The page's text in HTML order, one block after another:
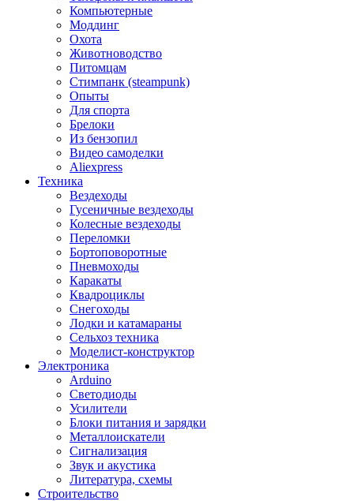
Компьютерные
Моддинг
Охота
Животноводство
Питомцам
Стимпанк (steampunk)
Опыты
Для спорта
Брелоки
Из бензопил
Видео самоделки
Aliexpress
Техника
Вездеходы
Гусеничные вездеходы
Колесные вездеходы
Переломки
Бортоповоротные
Пневмоходы
Каракаты
Квадроциклы
Снегоходы
Лодки и катамараны
Сельхоз техника
Моделист-конструктор
Электроника
Arduino
Светодиоды
Усилители
Блоки питания и зарядки
Металлоискатели
Сигнализация
Звук и акустика
Литература, схемы
Строительство